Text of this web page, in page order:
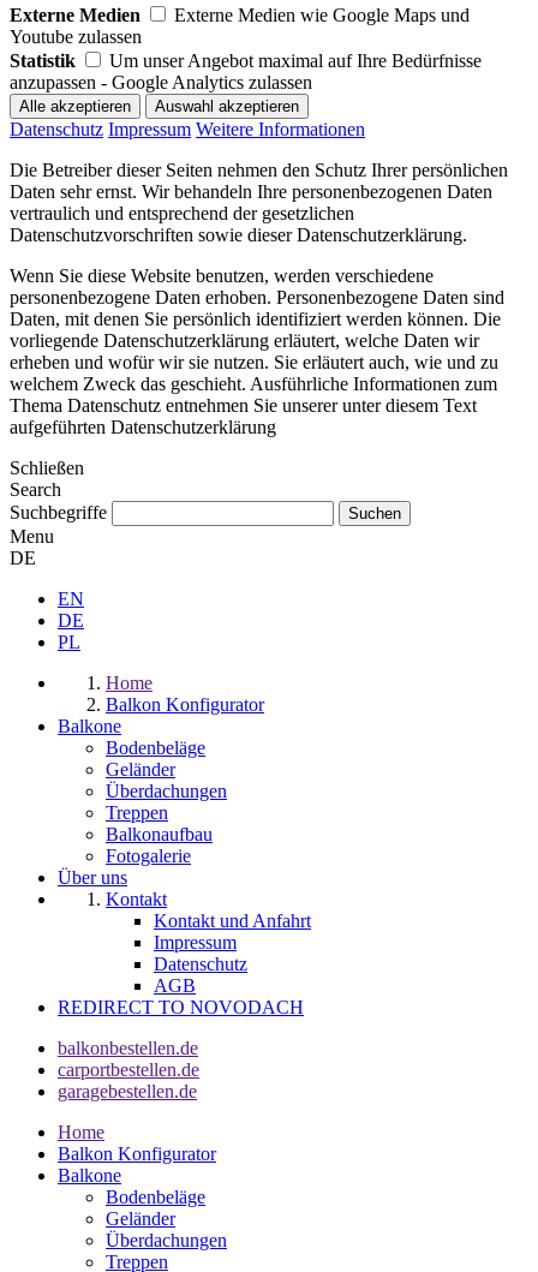
Externe Medien
Externe Medien wie Google Maps und
Youtube zulassen
Statistik
Um unser Angebot maximal auf Ihre Bedürfnisse
anzupassen - Google Analytics zulassen
Datenschutz Impressum Weitere Informationen
Die Betreiber dieser Seiten nehmen den Schutz Ihrer persönlichen
Daten sehr ernst. Wir behandeln Ihre personenbezogenen Daten
vertraulich und entsprechend der gesetzlichen
Datenschutzvorschriften sowie dieser Datenschutzerklärung.
Wenn Sie diese Website benutzen, werden verschiedene
personenbezogene Daten erhoben. Personenbezogene Daten sind
Daten, mit denen Sie persönlich identifiziert werden können. Die
vorliegende Datenschutzerklärung erläutert, welche Daten wir
erheben und wofür wir sie nutzen. Sie erläutert auch, wie und zu
welchem Zweck das geschieht. Ausführliche Informationen zum
Thema Datenschutz entnehmen Sie unserer unter diesem Text
aufgeführten Datenschutzerklärung
Schließen
Search
Suchbegriffe
Menu
DE
EN
DE
PL
Home
Balkon Konfigurator
Balkone
Bodenbeläge
Geländer
Überdachungen
Treppen
Balkonaufbau
Fotogalerie
Über uns
Kontakt
Kontakt und Anfahrt
Impressum
Datenschutz
AGB
REDIRECT TO NOVODACH
balkonbestellen.de
carportbestellen.de
garagebestellen.de
Home
Balkon Konfigurator
Balkone
Bodenbeläge
Geländer
Überdachungen
Treppen